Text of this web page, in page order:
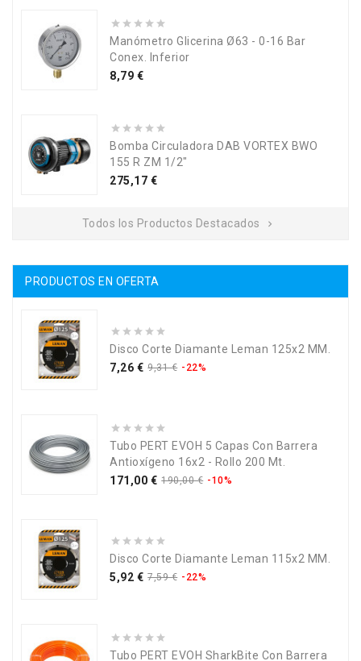
Manómetro Glicerina Ø63 - 0-16 Bar
Conex. Inferior
Precio
8,79 €
Bomba Circuladora DAB VORTEX BWO
155 R ZM 1/2"
Precio
275,17 €
Todos los Productos Destacados 
PRODUCTOS EN OFERTA
Disco Corte Diamante Leman 125x2 MM.
7,26 € 9,31 € -22%
Tubo PERT EVOH 5 Capas Con Barrera
Antioxígeno 16x2 - Rollo 200 Mt.
171,00 € 190,00 € -10%
Disco Corte Diamante Leman 115x2 MM.
5,92 € 7,59 € -22%
Tubo PERT EVOH SharkBite Con Barrera